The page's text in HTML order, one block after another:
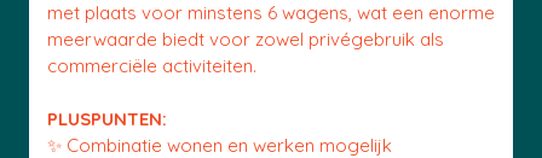
met plaats voor minstens 6 wagens, wat een enorme
meerwaarde biedt voor zowel privégebruik als
commerciële activiteiten.
PLUSPUNTEN:
✨ Combinatie wonen en werken mogelijk